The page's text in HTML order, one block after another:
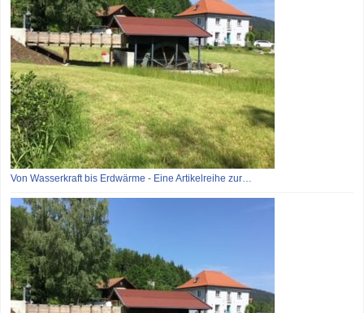
Von Wasserkraft bis Erdwärme - Eine Artikelreihe zur…